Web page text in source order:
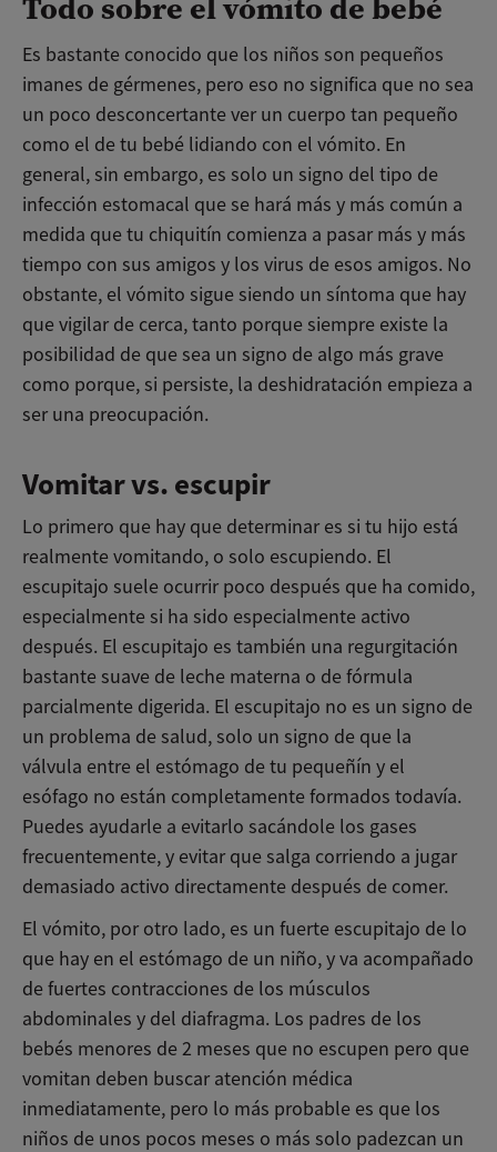
Es bastante conocido que los niños son pequeños
imanes de gérmenes, pero eso no significa que no sea
un poco desconcertante ver un cuerpo tan pequeño
como el de tu bebé lidiando con el vómito. En
general, sin embargo, es solo un signo del tipo de
infección estomacal que se hará más y más común a
medida que tu chiquitín comienza a pasar más y más
tiempo con sus amigos y los virus de esos amigos. No
obstante, el vómito sigue siendo un síntoma que hay
que vigilar de cerca, tanto porque siempre existe la
posibilidad de que sea un signo de algo más grave
como porque, si persiste, la deshidratación empieza a
ser una preocupación.
Vomitar vs. escupir
Lo primero que hay que determinar es si tu hijo está
realmente vomitando, o solo escupiendo. El
escupitajo suele ocurrir poco después que ha comido,
especialmente si ha sido especialmente activo
después. El escupitajo es también una regurgitación
bastante suave de leche materna o de fórmula
parcialmente digerida. El escupitajo no es un signo de
un problema de salud, solo un signo de que la
válvula entre el estómago de tu pequeñín y el
esófago no están completamente formados todavía.
Puedes ayudarle a evitarlo sacándole los gases
frecuentemente, y evitar que salga corriendo a jugar
demasiado activo directamente después de comer.
El vómito, por otro lado, es un fuerte escupitajo de lo
que hay en el estómago de un niño, y va acompañado
de fuertes contracciones de los músculos
abdominales y del diafragma. Los padres de los
bebés menores de 2 meses que no escupen pero que
vomitan deben buscar atención médica
inmediatamente, pero lo más probable es que los
niños de unos pocos meses o más solo padezcan un